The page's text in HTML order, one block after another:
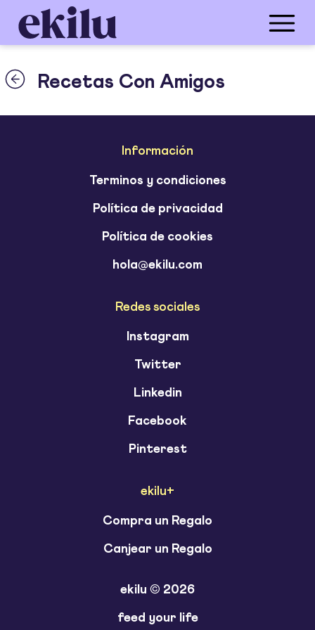
Recetas Con Amigos
Información
Terminos y condiciones
Política de privacidad
Política de cookies
hola@ekilu.com
Redes sociales
Instagram
Twitter
Linkedin
Facebook
Pinterest
ekilu+
Compra un Regalo
Canjear un Regalo
ekilu © 2026
feed your life